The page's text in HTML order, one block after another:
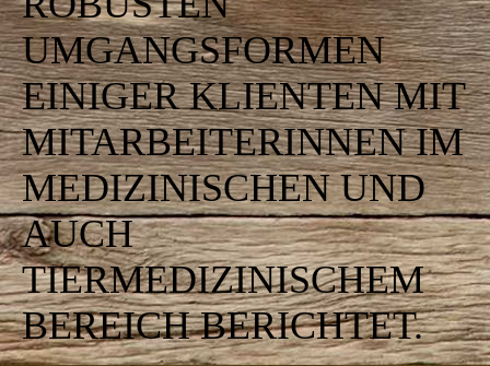
UMGANGSFORMEN
EINIGER KLIENTEN MIT
MITARBEITERINNEN IM
MEDIZINISCHEN UND
AUCH
TIERMEDIZINISCHEM
BEREICH BERICHTET.